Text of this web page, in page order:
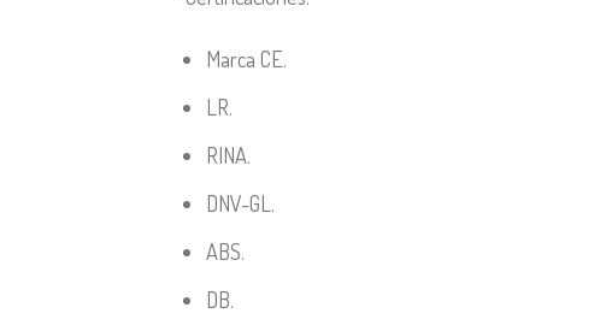
Marca CE.
LR.
RINA.
DNV-GL.
ABS.
DB.